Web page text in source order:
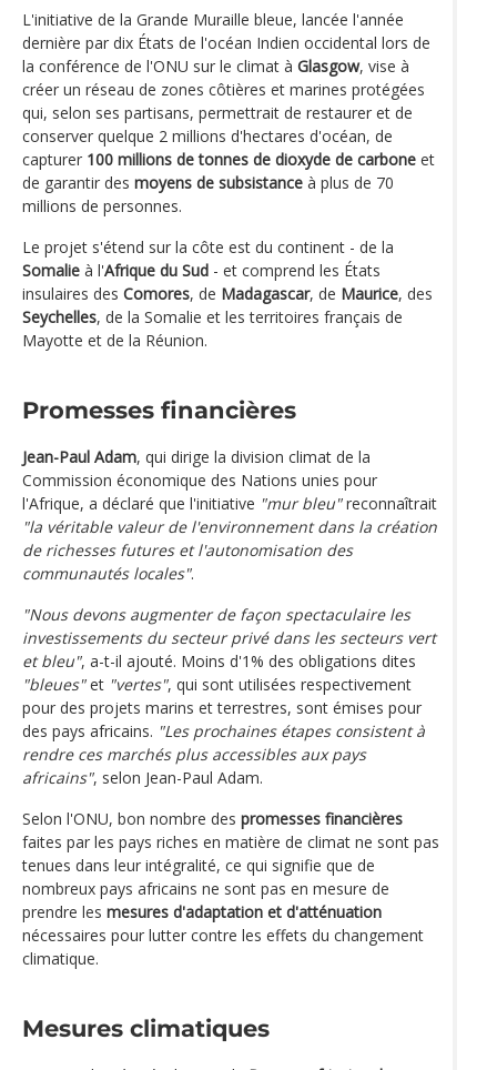
L'initiative de la Grande Muraille bleue, lancée l'année
dernière par dix États de l'océan Indien occidental lors de
la conférence de l'ONU sur le climat à Glasgow, vise à
créer un réseau de zones côtières et marines protégées
qui, selon ses partisans, permettrait de restaurer et de
conserver quelque 2 millions d'hectares d'océan, de
capturer 100 millions de tonnes de dioxyde de carbone et
de garantir des moyens de subsistance à plus de 70
millions de personnes.
Le projet s'étend sur la côte est du continent - de la
Somalie à l'Afrique du Sud - et comprend les États
insulaires des Comores, de Madagascar, de Maurice, des
Seychelles, de la Somalie et les territoires français de
Mayotte et de la Réunion.
Promesses financières
Jean-Paul Adam, qui dirige la division climat de la
Commission économique des Nations unies pour
l'Afrique, a déclaré que l'initiative "mur bleu"reconnaîtrait
"la véritable valeur de l'environnement dans la création
de richesses futures et l'autonomisation des
communautés locales".
"Nous devons augmenter de façon spectaculaire les
investissements du secteur privé dans les secteurs vert
et bleu", a-t-il ajouté. Moins d'1% des obligations dites
"bleues"et "vertes", qui sont utilisées respectivement
pour des projets marins et terrestres, sont émises pour
des pays africains. "Les prochaines étapes consistent à
rendre ces marchés plus accessibles aux pays
africains", selon Jean-Paul Adam.
Selon l'ONU, bon nombre des promesses financières
faites par les pays riches en matière de climat ne sont pas
tenues dans leur intégralité, ce qui signifie que de
nombreux pays africains ne sont pas en mesure de
prendre les mesures d'adaptation et d'atténuation
nécessaires pour lutter contre les effets du changement
climatique.
Mesures climatiques